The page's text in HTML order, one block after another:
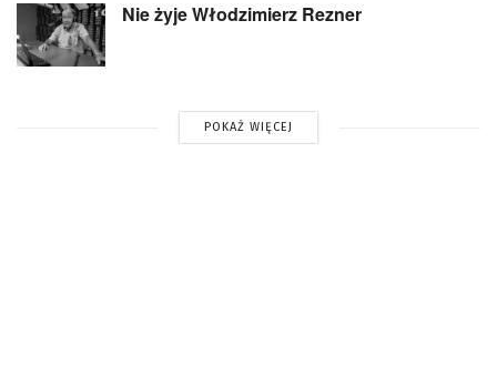
Nie żyje Włodzimierz Rezner
POKAŻ WIĘCEJ